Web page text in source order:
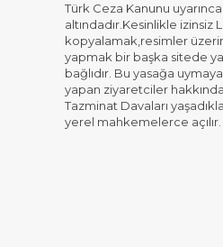
Türk Ceza Kanunu
altındadır.Kesinlikle izinsiz
kopyalamak,resimler
yapmak bir başka sitede
bağlıdır. Bu yasağa
yapan ziyaretciler
Tazminat Davaları
yerel mahkemelerce açılır.